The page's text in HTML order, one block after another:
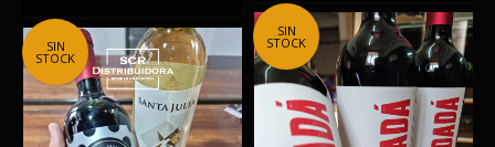
SIN
STOCK
SIN
STOCK